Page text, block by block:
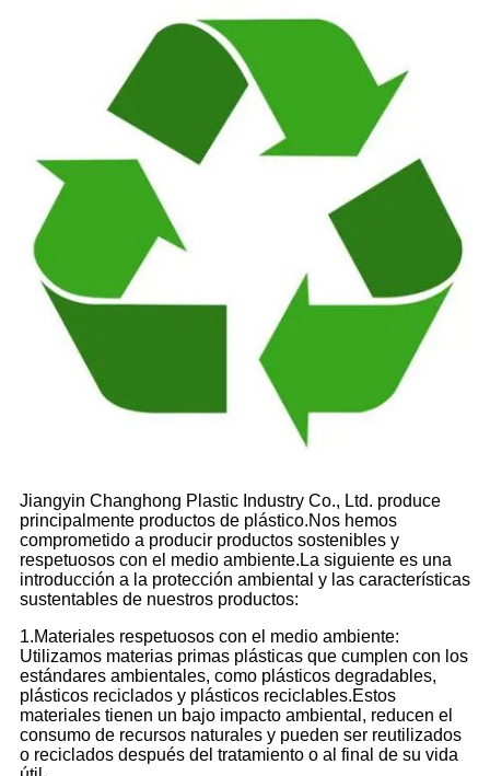
Jiangyin Changhong Plastic Industry Co., Ltd. produce
principalmente productos de plástico.Nos hemos
comprometido a producir productos sostenibles y
respetuosos con el medio ambiente.La siguiente es una
introducción a la protección ambiental y las características
sustentables de nuestros productos:
1.Materiales respetuosos con el medio ambiente:
Utilizamos materias primas plásticas que cumplen con los
estándares ambientales, como plásticos degradables,
plásticos reciclados y plásticos reciclables.Estos
materiales tienen un bajo impacto ambiental, reducen el
consumo de recursos naturales y pueden ser reutilizados
o reciclados después del tratamiento o al final de su vida